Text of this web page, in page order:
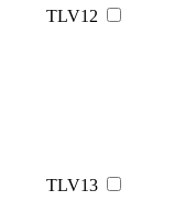
TLV12
TLV13